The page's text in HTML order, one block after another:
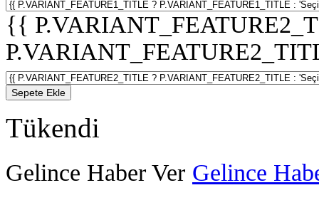
{{
Sepete Ekle
Tükendi
Gelince Haber Ver Gelince